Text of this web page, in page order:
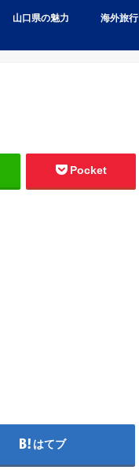
山口県の魅力 海外旅行
Pocket
はてブ